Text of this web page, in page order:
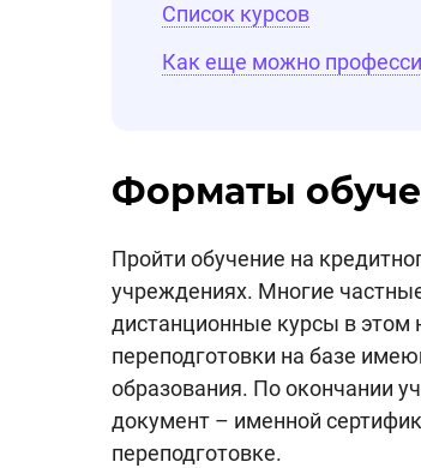
Список курсов
Как еще можно
Форматы
Пройти обучение на
учреждениях. Многие
дистанционные курсы в
переподготовки на базе
образования. По окончании
документ – именной
переподготовке.